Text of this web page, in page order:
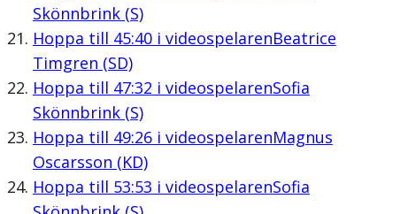
Skönnbrink (S)
Hoppa till 45:40i videospelarenBeatrice
Timgren (SD)
Hoppa till 47:32 i videospelarenSofia
Skönnbrink (S)
Hoppa till 49:26i videospelarenMagnus
Oscarsson (KD)
Hoppa till 53:53 i videospelarenSofia